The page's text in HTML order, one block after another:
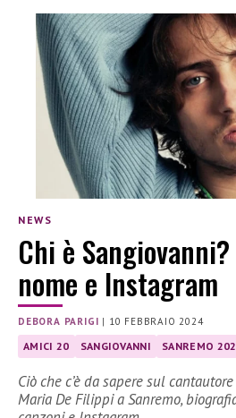
NEWS
Chi è
nome e Instagram
DEBORA PARIGI | 10 FEBBRAIO 2024
AMICI 20 SANGIOVANNI SANREMO
Ciò che c’è da sapere sul
Maria De Filippi a Sanremo,